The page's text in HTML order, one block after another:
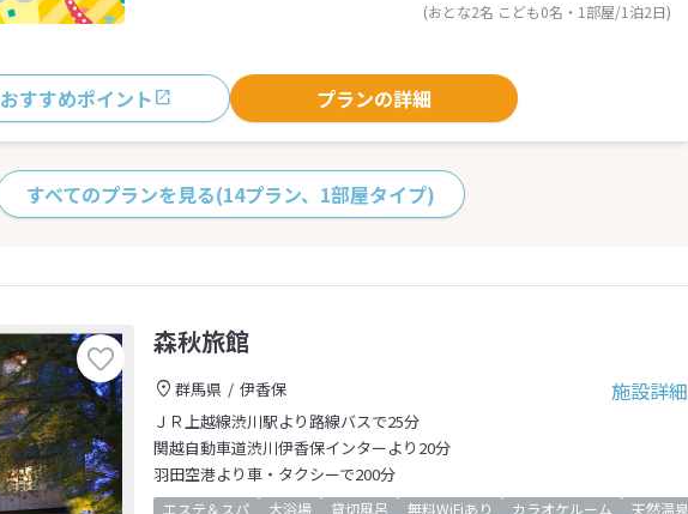
(おとな2名 こども0名・1部屋/1泊2日)
おすすめポイント プランの詳細
すべてのプランを見る(14プラン、1部屋タイプ)
森秋旅館
施設詳細
群馬県
伊香保
ＪＲ上越線渋川駅より路線バスで25分
関越自動車道渋川伊香保インターより20分
羽田空港より車・タクシーで200分
エステ＆スパ 大浴場 貸切風呂 無料WiFiあり カラオケルーム
天然温泉